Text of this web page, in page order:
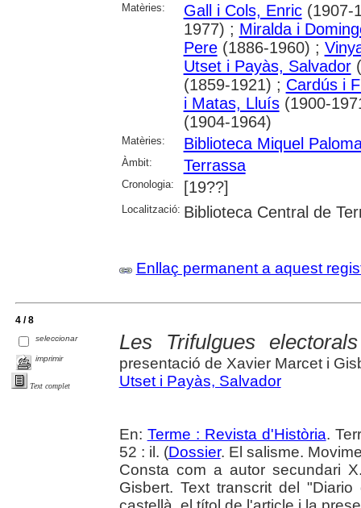
Matèries:
Gall i Cols, Enric(1907-
1977) ; Miralda i
Pere(1886-1960) ;
Utset i Payàs, Salvador
(1859-1921) ; Cardús i
i Matas, Lluís(1900-
(1904-1964)
Matèries: Biblioteca Miquel
Àmbit: Terrassa
Cronologia: [19??]
Localització: Biblioteca Central de
Enllaç permanent a aquest
4 / 8
seleccionar
imprimir
Text complet
Les Trifulgues electorals
presentació de Xavier Marcet i
Utset i Payàs, Salvador
En: Terme : Revista d'Història.
52 : il. (Dossier. El salisme.
Consta com a autor secundari
Gisbert. Text transcrit del